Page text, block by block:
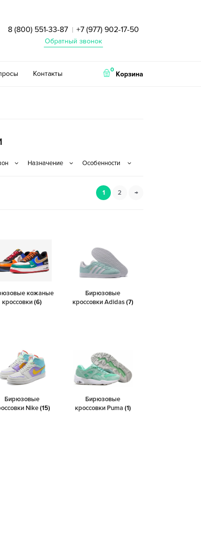
8 (800) 551-33-87 | +7 (977) 902-17-50
Обратный звонок
Контакты 0
Корзина
1 2 →
кожаные
кроссовки(6)
Бирюзовые
кроссовки Adidas(7)
Бирюзовые
Nike(15)
Бирюзовые
кроссовки Puma (1)